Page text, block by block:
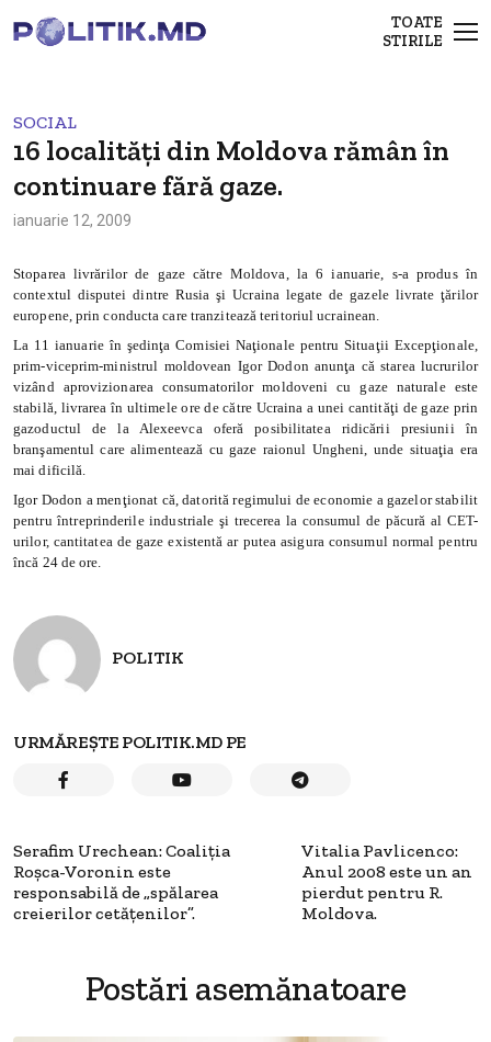
TOATE
STIRILE
SOCIAL
16 localităţi din Moldova rămân în
continuare fără gaze.
ianuarie 12, 2009
Stoparea livrărilor de gaze către Moldova, la 6 ianuarie, s-a produs în
contextul disputei dintre Rusia şi Ucraina legate de gazele livrate ţărilor
europene, prin conducta care tranzitează teritoriul ucrainean.
La 11 ianuarie în şedinţa Comisiei Naţionale pentru Situaţii Excepţionale,
prim-viceprim-ministrul moldovean Igor Dodon anunţa că starea lucrurilor
vizând aprovizionarea consumatorilor moldoveni cu gaze naturale este
stabilă, livrarea în ultimele ore de către Ucraina a unei cantităţi de gaze prin
gazoductul de la Alexeevca oferă posibilitatea ridicării presiunii în
branşamentul care alimentează cu gaze raionul Ungheni, unde situaţia era
mai dificilă.
Igor Dodon a menţionat că, datorită regimului de economie a gazelor stabilit
pentru întreprinderile industriale şi trecerea la consumul de păcură al CET-
urilor, cantitatea de gaze existentă ar putea asigura consumul normal pentru
încă 24 de ore.
POLITIK
URMĂREȘTE POLITIK.MD PE
Serafim Urechean: Coaliţia
Roşca-Voronin este
responsabilă de „spălarea
creierilor cetăţenilor”.
Vitalia Pavlicenco:
Anul 2008 este un an
pierdut pentru R.
Moldova.
Postări asemănatoare